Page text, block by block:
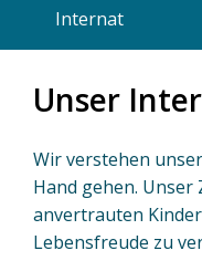
Internat
Unser
Wir verstehen
Hand gehen.
anvertrauten
Lebensfreude zu